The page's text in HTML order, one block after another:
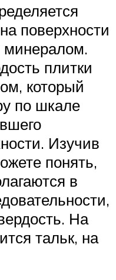
поверхности
плитки
который
по шкале
Изучив
понять,
в
На
тальк, на